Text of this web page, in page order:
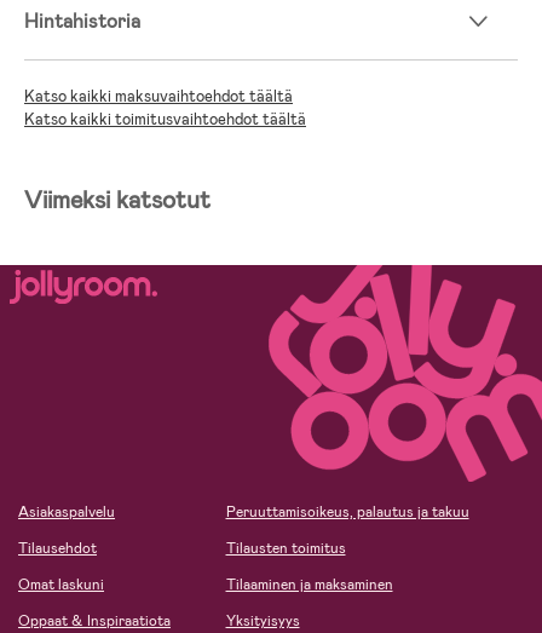
Hintahistoria
Katso kaikki maksuvaihtoehdot täältä
Katso kaikki toimitusvaihtoehdot täältä
Viimeksi katsotut
Asiakaspalvelu
Tilausehdot
Omat laskuni
Oppaat & Inspiraatiota
Peruuttamisoikeus, palautus ja takuu
Tilausten toimitus
Tilaaminen ja maksaminen
Yksityisyys